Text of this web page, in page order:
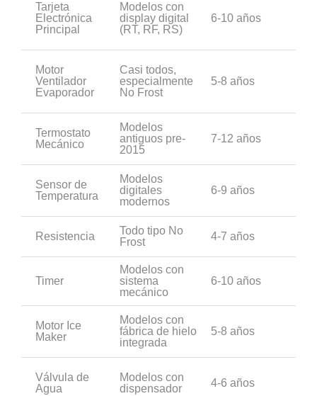
Tarjeta
Electrónica
Principal
Modelos con
display digital
(RT, RF, RS)
6-10 años
Motor
Ventilador
Evaporador
Casi todos,
especialmente
No Frost
5-8 años
Termostato
Mecánico
Modelos
antiguos pre-
2015
7-12 años
Sensor de
Temperatura
Modelos
digitales
modernos
6-9 años
Resistencia
Todo tipo No
Frost
4-7 años
Timer
Modelos con
sistema
mecánico
6-10 años
Motor Ice
Maker
Modelos con
fábrica de hielo
integrada
5-8 años
Válvula de
Agua
Modelos con
dispensador
4-6 años